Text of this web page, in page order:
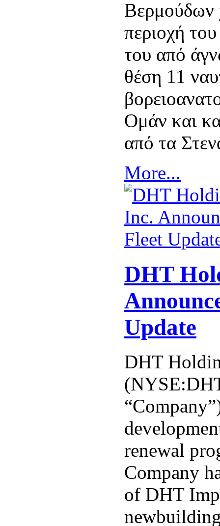
Βερμούδων
περιοχή
του από
θέση 11
Ομάν και
από τα
More...
DHT
Update
DHT
renewal
Company
of DHT